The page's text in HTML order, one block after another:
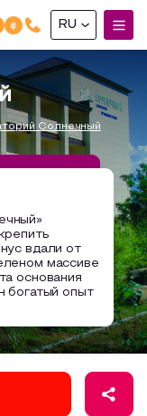
RU
Солнечный
вдали от
массиве
основания
богатый опыт